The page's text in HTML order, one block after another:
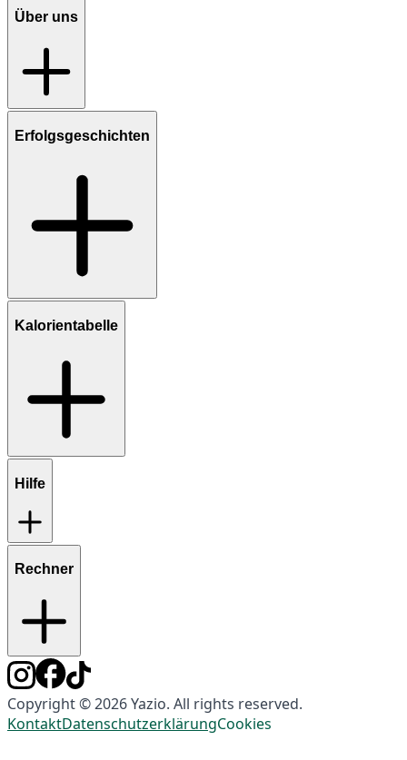
Über uns
Erfolgsgeschichten
Kalorientabelle
Hilfe
Rechner
Copyright © 2026 Yazio. All rights reserved.
KontaktDatenschutzerklärungCookies